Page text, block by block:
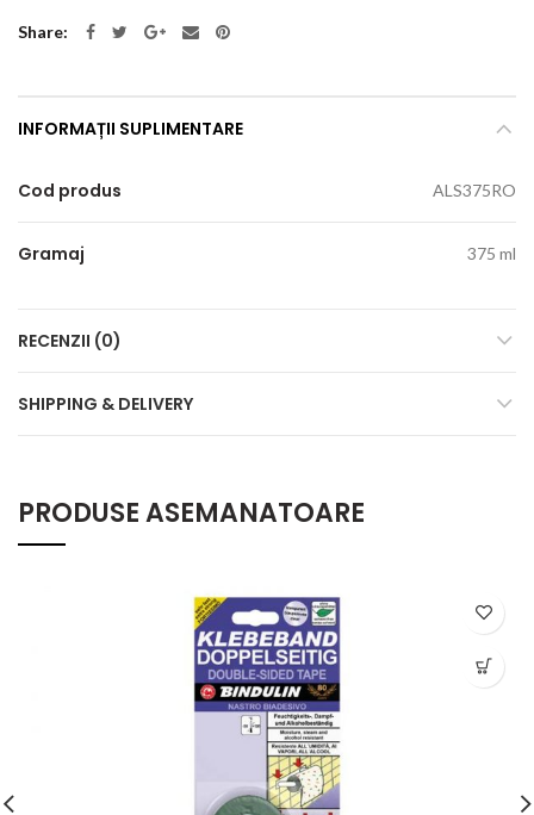
Share
INFORMAȚII SUPLIMENTARE
Cod produs ALS375RO
Gramaj 375 ml
RECENZII (0)
SHIPPING & DELIVERY
PRODUSE ASEMANATOARE